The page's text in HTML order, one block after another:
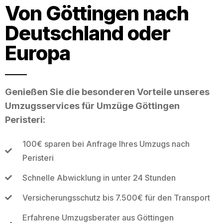
Von Göttingen nach
Deutschland oder
Europa
Genießen Sie die besonderen Vorteile unseres
Umzugsservices für Umzüge Göttingen
Peristeri:
100€ sparen bei Anfrage Ihres Umzugs nach
Peristeri
Schnelle Abwicklung in unter 24 Stunden
Versicherungsschutz bis 7.500€ für den Transport
Erfahrene Umzugsberater aus Göttingen